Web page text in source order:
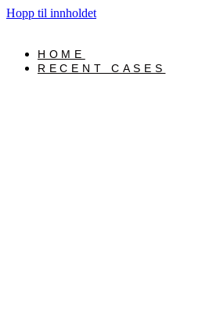
Hopp til innholdet
HOME
RECENT CASES